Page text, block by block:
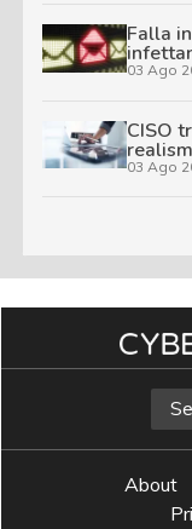
Falla
03 Ago
CISO
03 Ago
About